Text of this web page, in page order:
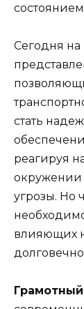
Сегодня на
стать
реагируя
окружении
угрозы. Но
влияющих
Грамотный